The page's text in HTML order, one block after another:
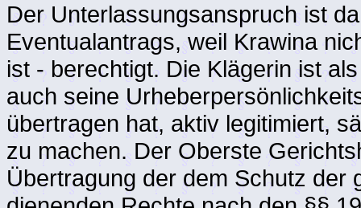
Der Unterlassungsanspruch ist
Eventualantrags, weil Krawina
ist - berechtigt. Die Klägerin ist
auch seine
übertragen hat, aktiv legitimiert,
zu machen. Der Oberste
Übertragung der dem Schutz der